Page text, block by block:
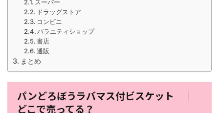
スーパー
ドラッグストア
コンビニ
バラエティショップ
書店
通販
まとめ
パンどろぼうラバマス付ビスケット ｜
どこで売ってる？